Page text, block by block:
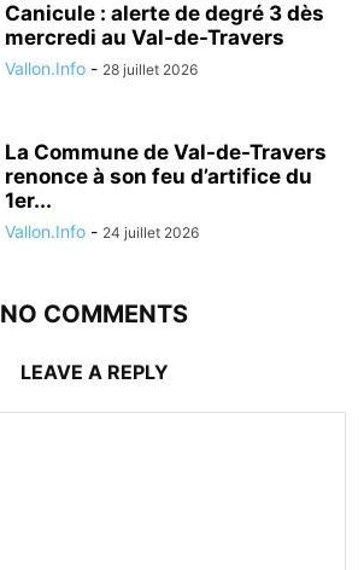
Canicule : alerte de degré 3 dès
mercredi au Val-de-Travers
Vallon.Info - 28 juillet 2026
La Commune de Val-de-Travers
renonce à son feu d’artifice du
1er...
Vallon.Info - 24 juillet 2026
NO COMMENTS
LEAVE A REPLY